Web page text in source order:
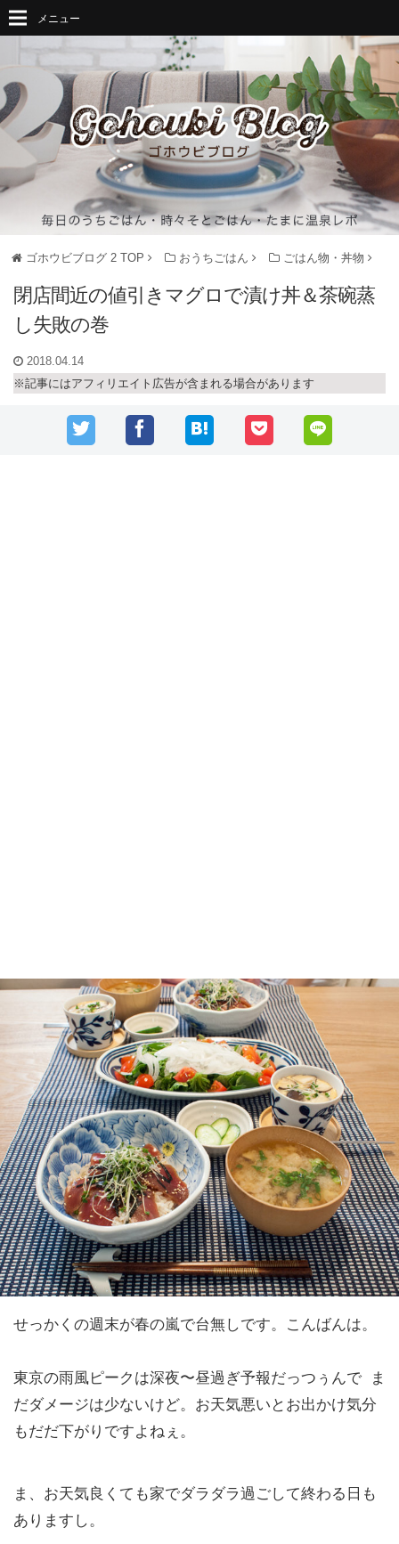
メニュー
ゴホウビブログ 2TOP おうちごはん ごはん物・丼物
閉店間近の値引きマグロで漬け丼＆茶碗蒸
し失敗の巻
2018.04.14
※記事にはアフィリエイト広告が含まれる場合があります
せっかくの週末が春の嵐で台無しです。こんばんは。
東京の雨風ピークは深夜〜昼過ぎ予報だっつぅんで ま
だダメージは少ないけど。お天気悪いとお出かけ気分
もだだ下がりですよねぇ。
ま、お天気良くても家でダラダラ過ごして終わる日も
ありますし。